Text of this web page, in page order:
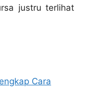
justru terlihat
Cara